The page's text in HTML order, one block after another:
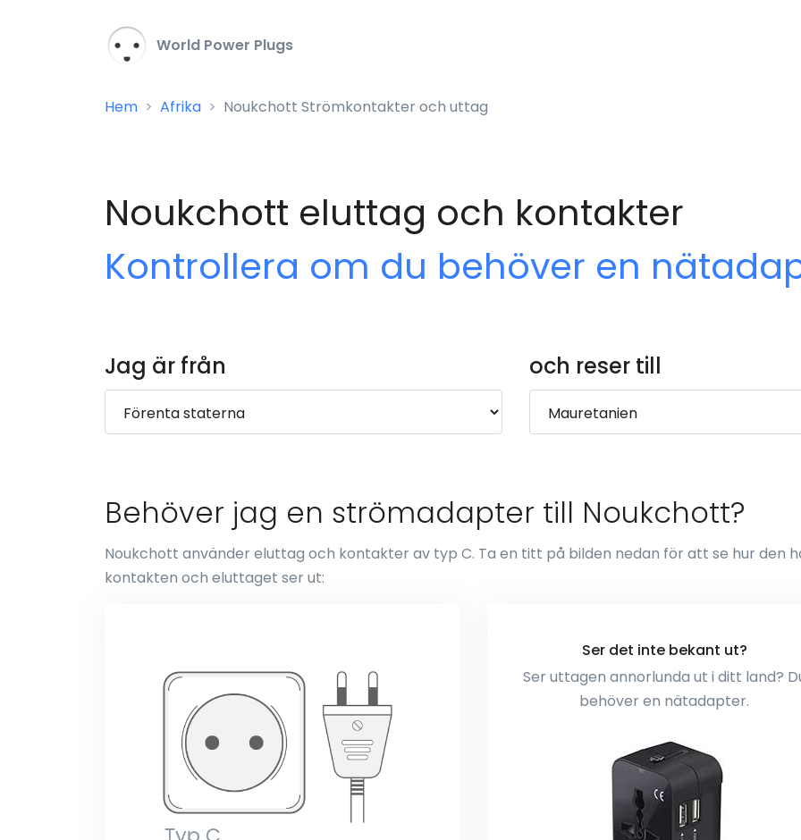
World Power Plugs
Hem Afrika Noukchott Strömkontakter och uttag
Noukchott eluttag och kontakter
Kontrollera om du behöver en
Jag är från och reser till
Behöver jag en strömadapter till Noukchott?
Noukchott använder eluttag och kontakter av typ C. Ta en titt på bilden nedan för att se hur den
kontakten och eluttaget ser ut:
Ser det inte bekant ut?
Ser uttagen annorlunda ut i ditt land?
behöver en nätadapter.